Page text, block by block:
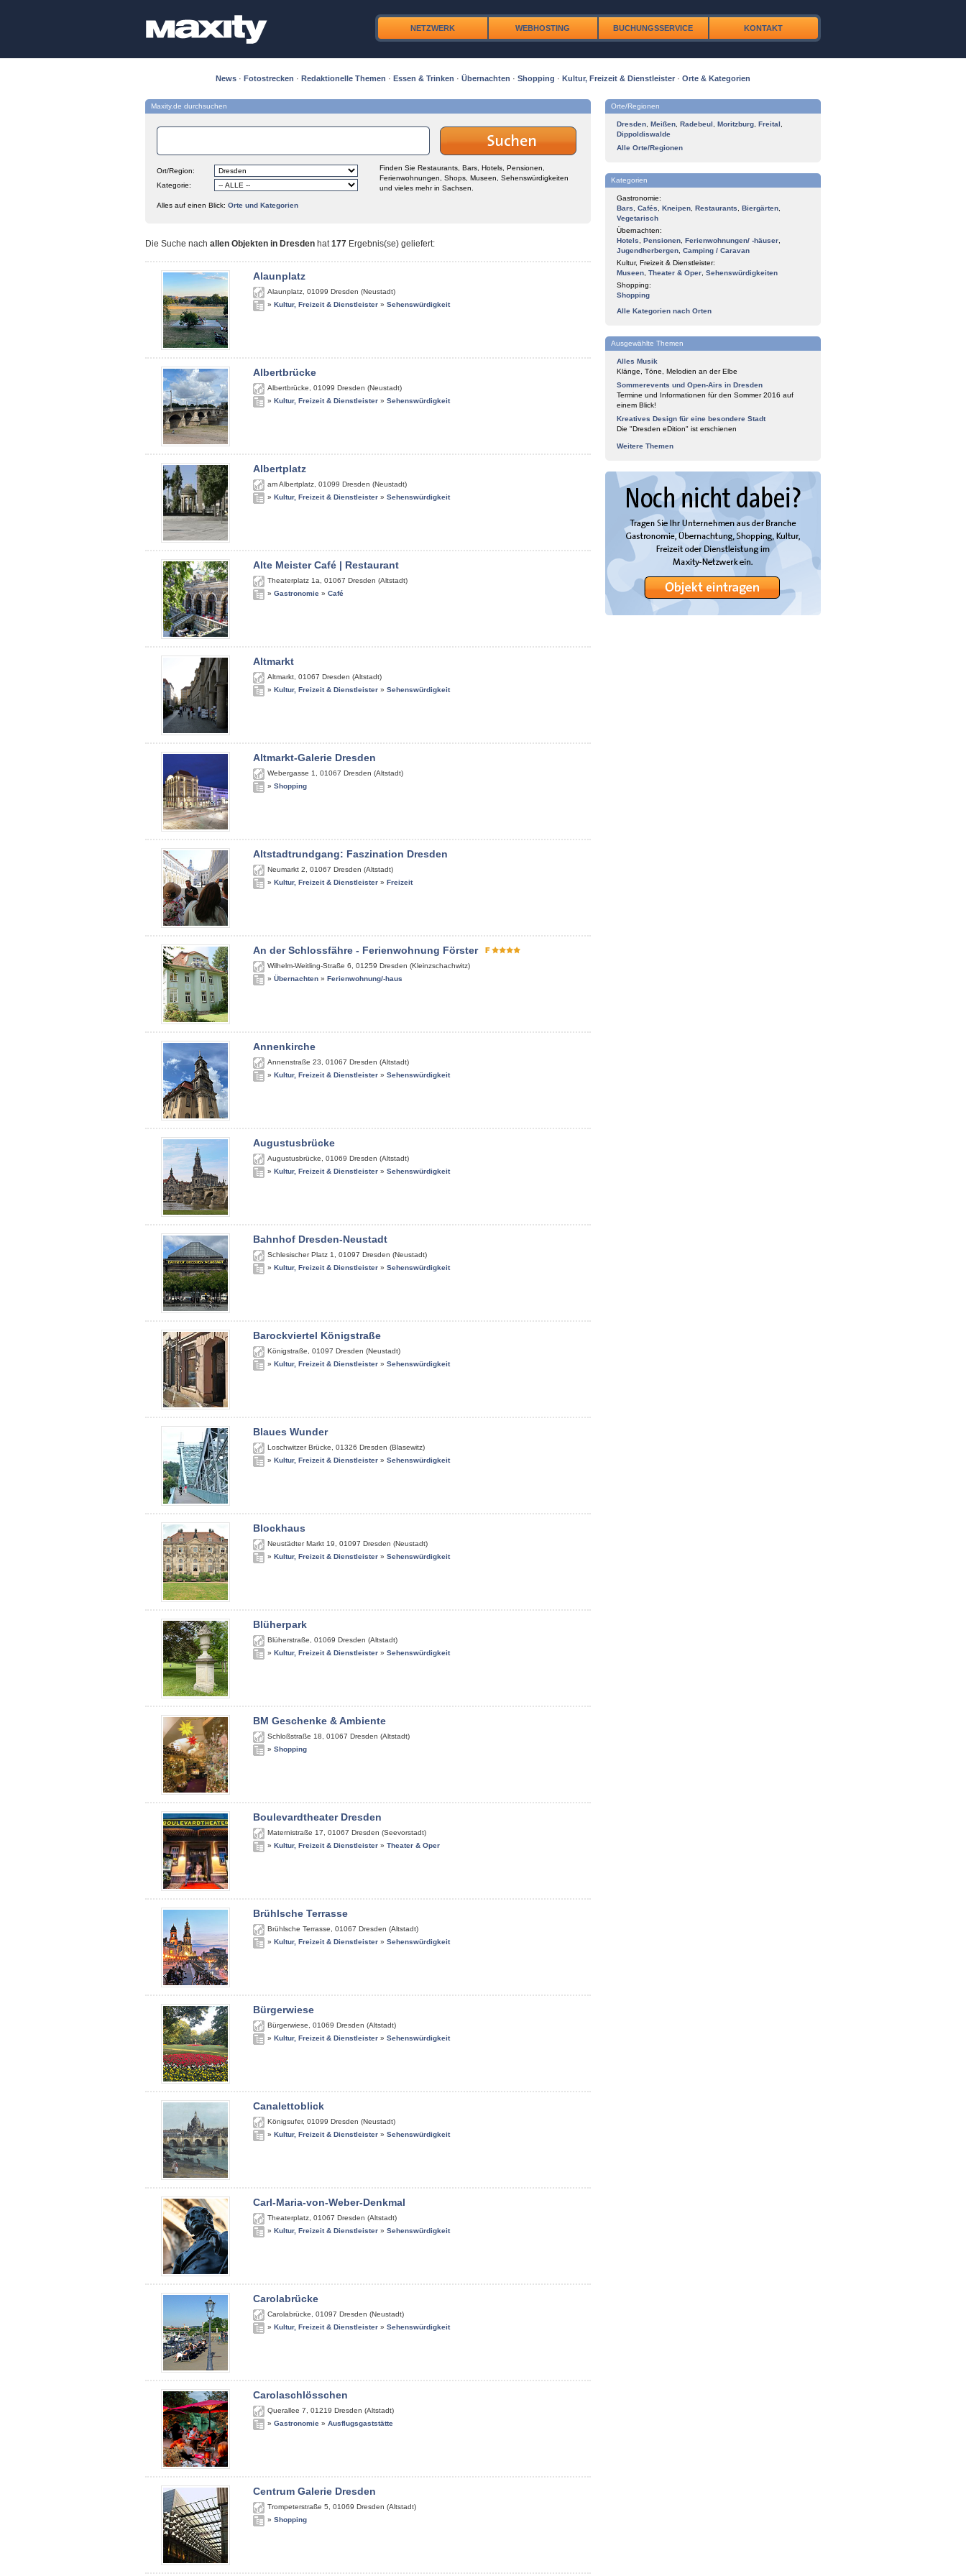
NETZWERK WEBHOSTING BUCHUNGSSERVICE KONTAKT
News · Fotostrecken · Redaktionelle Themen · Essen & Trinken · Übernachten · Shopping · Kultur, Freizeit & Dienstleister · Orte & Kategorien
Maxity.de durchsuchen
Ort/Region:
Kategorie:
Finden Sie Restaurants, Bars, Hotels, Pensionen,
Ferienwohnungen, Shops, Museen, Sehenswürdigkeiten
und vieles mehr in Sachsen.
Alles auf einen Blick: Orte und Kategorien
Die Suche nach allen Objekten in Dresden hat177 Ergebnis(se) geliefert:
Alaunplatz
Alaunplatz 01099 Dresden (Neustadt)
» Kultur, Freizeit & Dienstleister » Sehenswürdigkeit
Albertbrücke
Albertbrücke 01099 Dresden (Neustadt)
» Kultur, Freizeit & Dienstleister » Sehenswürdigkeit
Albertplatz
am Albertplatz 01099 Dresden (Neustadt)
» Kultur, Freizeit & Dienstleister » Sehenswürdigkeit
Alte Meister Café | Restaurant
Theaterplatz 1a 01067 Dresden (Altstadt)
» Gastronomie » Café
Altmarkt
Altmarkt 01067 Dresden (Altstadt)
» Kultur, Freizeit & Dienstleister » Sehenswürdigkeit
Altmarkt-Galerie Dresden
Webergasse 1 01067 Dresden (Altstadt)
» Shopping
Altstadtrundgang: Faszination Dresden
Neumarkt 2 01067 Dresden (Altstadt)
» Kultur, Freizeit & Dienstleister » Freizeit
An der Schlossfähre - Ferienwohnung Förster
Wilhelm-Weitling-Straße 6 01259 Dresden (Kleinzschachwitz)
» Übernachten » Ferienwohnung/-haus
Annenkirche
Annenstraße 23 01067 Dresden (Altstadt)
» Kultur, Freizeit & Dienstleister » Sehenswürdigkeit
Augustusbrücke
Augustusbrücke 01069 Dresden (Altstadt)
» Kultur, Freizeit & Dienstleister » Sehenswürdigkeit
Bahnhof Dresden-Neustadt
Schlesischer Platz 1 01097 Dresden (Neustadt)
» Kultur, Freizeit & Dienstleister » Sehenswürdigkeit
Barockviertel Königstraße
Königstraße 01097 Dresden (Neustadt)
» Kultur, Freizeit & Dienstleister » Sehenswürdigkeit
Blaues Wunder
Loschwitzer Brücke 01326 Dresden (Blasewitz)
» Kultur, Freizeit & Dienstleister » Sehenswürdigkeit
Blockhaus
Neustädter Markt 19 01097 Dresden (Neustadt)
» Kultur, Freizeit & Dienstleister » Sehenswürdigkeit
Blüherpark
Blüherstraße 01069 Dresden (Altstadt)
» Kultur, Freizeit & Dienstleister » Sehenswürdigkeit
BM Geschenke & Ambiente
Schloßstraße 18 01067 Dresden (Altstadt)
» Shopping
Boulevardtheater Dresden
Maternistraße 17 01067 Dresden (Seevorstadt)
» Kultur, Freizeit & Dienstleister » Theater & Oper
Brühlsche Terrasse
Brühlsche Terrasse 01067 Dresden (Altstadt)
» Kultur, Freizeit & Dienstleister » Sehenswürdigkeit
Bürgerwiese
Bürgerwiese 01069 Dresden (Altstadt)
» Kultur, Freizeit & Dienstleister » Sehenswürdigkeit
Canalettoblick
Königsufer, 01099 Dresden (Neustadt)
» Kultur, Freizeit & Dienstleister » Sehenswürdigkeit
Carl-Maria-von-Weber-Denkmal
Theaterplatz 01067 Dresden (Altstadt)
» Kultur, Freizeit & Dienstleister » Sehenswürdigkeit
Carolabrücke
Carolabrücke 01097 Dresden (Neustadt)
» Kultur, Freizeit & Dienstleister » Sehenswürdigkeit
Carolaschlösschen
Querallee 7 01219 Dresden (Altstadt)
» Gastronomie » Ausflugsgaststätte
Centrum Galerie Dresden
Trompeterstraße 5 01069 Dresden (Altstadt)
» Shopping
Orte/Regionen
Dresden Meißen Radebeul Moritzburg Freital
Dippoldiswalde
Alle Orte/Regionen
Kategorien
Gastronomie:
Bars
Cafés Kneipen Restaurants Biergärten
Vegetarisch
Übernachten:
Hotels
Pensionen Ferienwohnungen/ -häuser
Jugendherbergen Camping / Caravan
Kultur, Freizeit & Dienstleister:
Museen Theater & Oper Sehenswürdigkeiten
Shopping:
Shopping
Alle Kategorien nach Orten
Ausgewählte Themen
Alles Musik
Klänge, Töne, Melodien an der Elbe
Sommerevents und Open-Airs in Dresden
Termine und Informationen für den Sommer 2016 auf
einem Blick!
Kreatives Design für eine besondere Stadt
Die "Dresden eDition" ist erschienen
Weitere Themen